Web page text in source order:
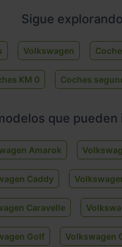
Sigue explorando
Volkswagen
KM 0 Coches
que
Amarok
Caddy
Caravelle
Golf Volkswagen